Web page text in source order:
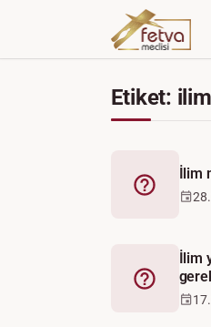
Etiket: ilim
Fetva
İlim
Fetva
İlim